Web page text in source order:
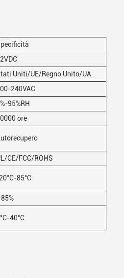
Uniti/UE/Regno Unito/UA
240VAC
95%RH
ore
CE/FCC/ROHS
85°C
85%
40°C